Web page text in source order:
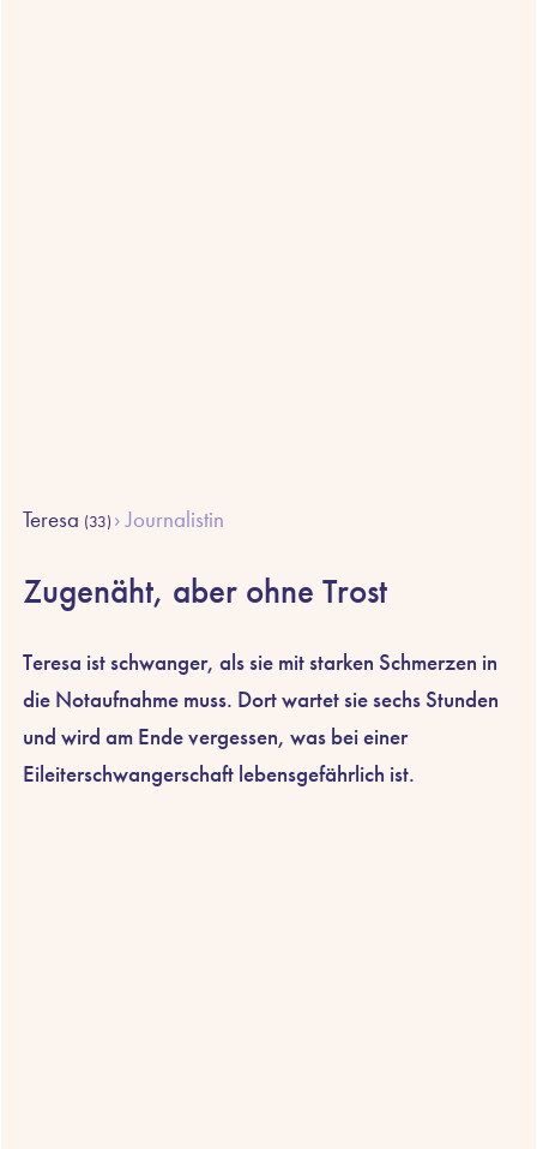
Teresa (33) Journalistin
Zugenäht, aber ohne Trost
Teresa ist schwanger, als sie mit starken Schmerzen in
die Notaufnahme muss. Dort wartet sie sechs Stunden
und wird am Ende vergessen, was bei einer
Eileiterschwangerschaft lebensgefährlich ist.